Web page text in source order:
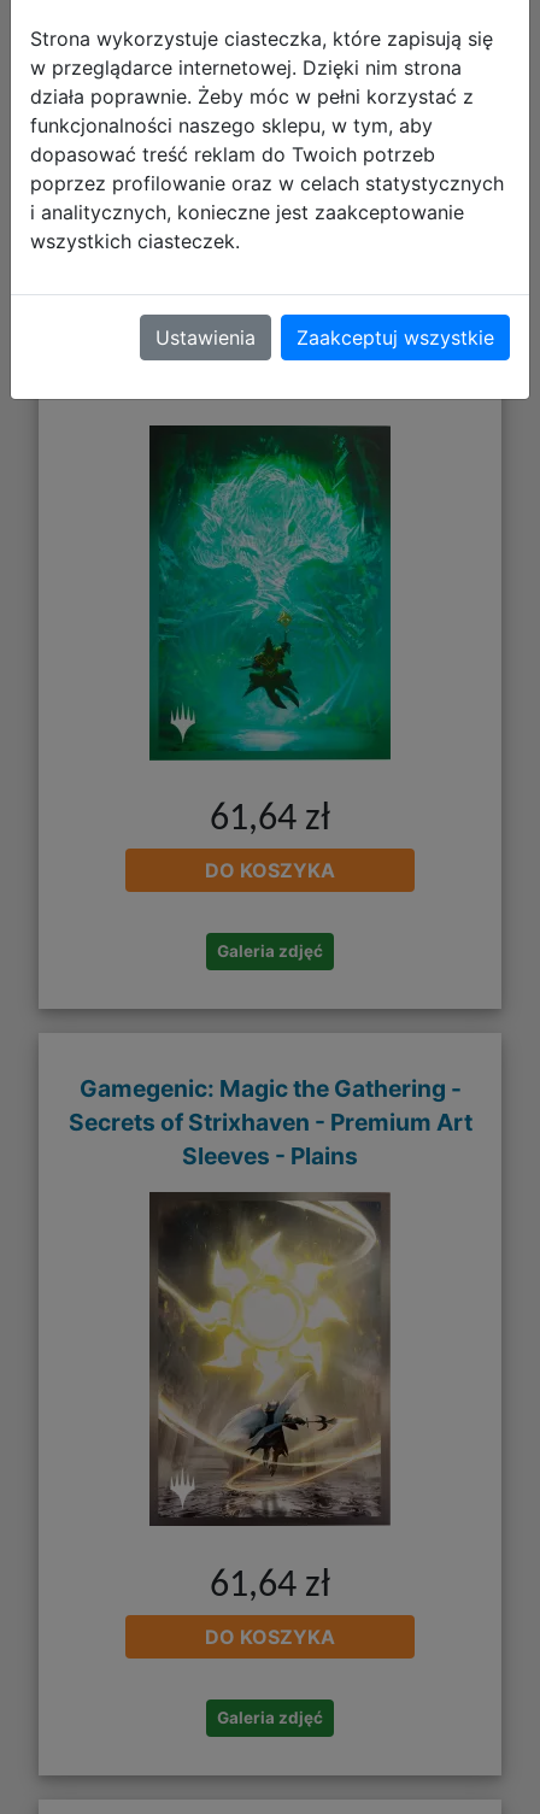
61,64 zł
DO KOSZYKA
Galeria zdjęć
Gamegenic: Magic the Gathering -
Secrets of Strixhaven - Premium Art
61,64 zł
DO KOSZYKA
Galeria zdjęć
Gamegenic: Magic the Gathering -
Secrets of Strixhaven - Premium Art
Sleeves - Plains
61,64 zł
DO KOSZYKA
Galeria zdjęć
Strona wykorzystuje ciasteczka, które zapisują się
w przeglądarce internetowej. Dzięki nim strona
działa poprawnie. Żeby móc w pełni korzystać z
funkcjonalności naszego sklepu, w tym, aby
dopasować treść reklam do Twoich potrzeb
poprzez profilowanie oraz w celach statystycznych
i analitycznych, konieczne jest zaakceptowanie
wszystkich ciasteczek.
Ustawienia Zaakceptuj wszystkie